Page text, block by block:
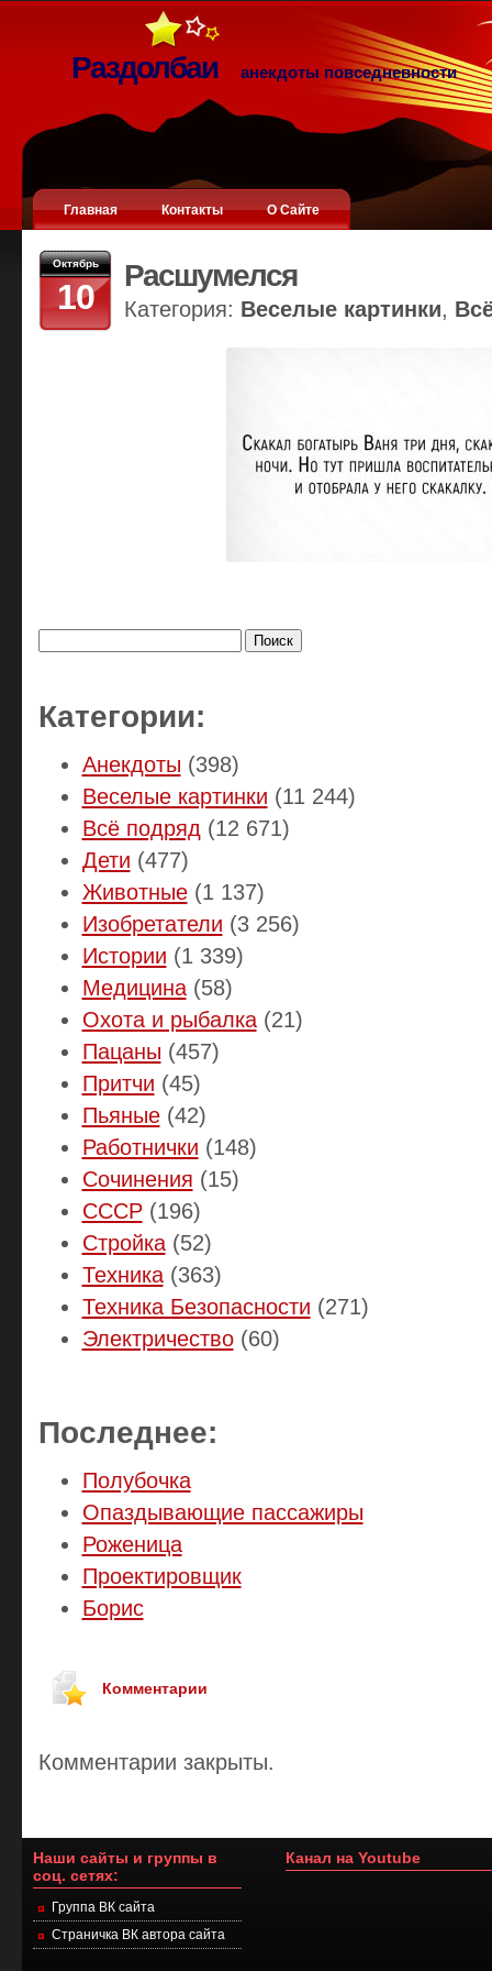
Раздолбаи анекдоты повседневности
Главная Контакты О Сайте
Октябрь
10
Расшумелся
Категория: Веселые картинки,
Категории:
Анекдоты (398)
Веселые картинки (11 244)
Всё подряд (12 671)
Дети (477)
Животные(1 137)
Изобретатели (3 256)
Истории (1 339)
Медицина(58)
Охота и рыбалка(21)
Пацаны (457)
Притчи (45)
Пьяные(42)
Работнички (148)
Сочинения (15)
СССР(196)
Стройка(52)
Техника(363)
Техника Безопасности (271)
Электричество(60)
Последнее:
Полубочка
Опаздывающие пассажиры
Роженица
Проектировщик
Борис
Комментарии
Комментарии закрыты.
Наши сайты и группы в
соц. сетях:
Группа ВК сайта
Страничка ВК автора сайта
Канал на Youtube